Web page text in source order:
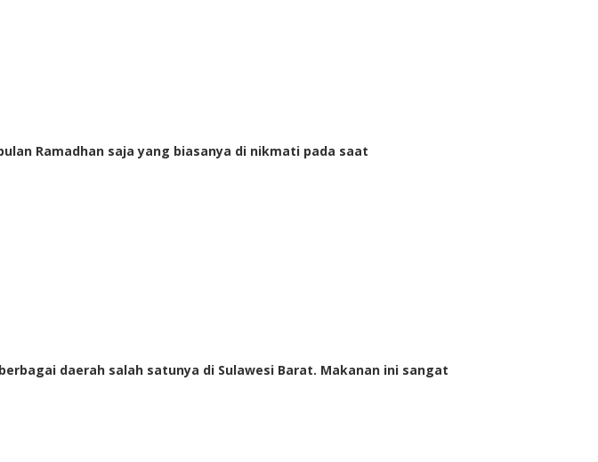
Ramadhan saja yang biasanya di nikmati pada saat
daerah salah satunya di Sulawesi Barat. Makanan ini sangat